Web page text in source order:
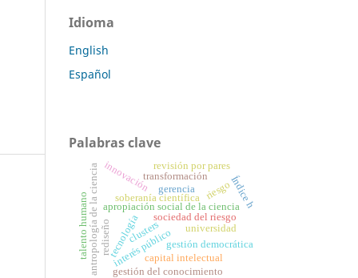
Idioma
English
Español
Palabras clave
interés público
sociedad del riesgo
apropiación social de la ciencia
gestión democrática
antropología de la ciencia
talento humano soberanía científica
innovación
tecnología
gerencia
transformación
rediseño
revisión por pares
gestión del conocimiento
universidad
capital intelectual
Índice h
clusters
riesgo